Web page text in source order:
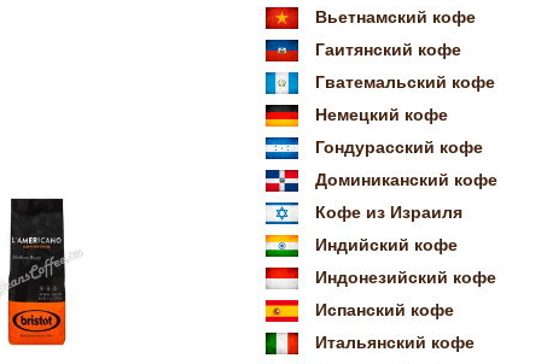
Вьетнамский кофе
Гаитянский кофе
Гватемальский кофе
Немецкий кофе
Гондурасский кофе
Доминиканский кофе
Кофе из Израиля
Индийский кофе
Индонезийский кофе
Испанский кофе
Итальянский кофе